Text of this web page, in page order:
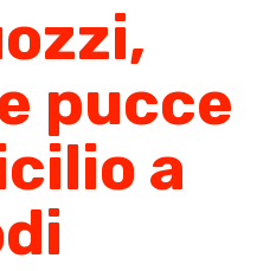
pucce
a